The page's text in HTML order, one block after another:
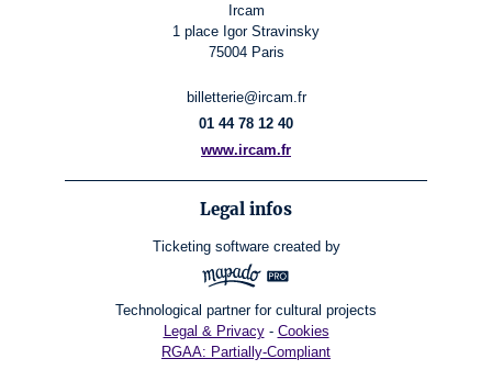
Ircam
1 place Igor Stravinsky
75004 Paris
billetterie@ircam.fr
01 44 78 12 40
www.ircam.fr
Legal infos
Ticketing software created by
Technological partner for cultural projects
Legal & Privacy- Cookies
RGAA: Partially-Compliant